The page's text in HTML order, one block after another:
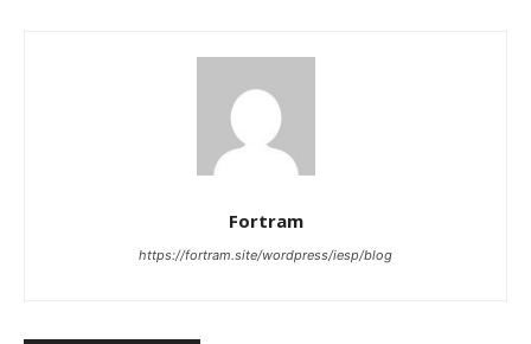
Fortram
https://fortram.site/wordpress/iesp/blog